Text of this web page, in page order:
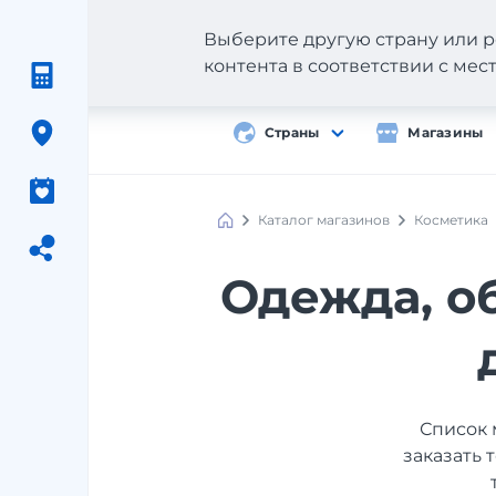
Страны Магазины
Выберите другую страну или
контента в соответствии с
Каталог магазинов Косметика
Одежда,
Список
заказать